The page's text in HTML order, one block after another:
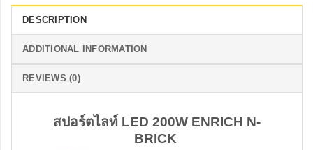
DESCRIPTION
ADDITIONAL INFORMATION
REVIEWS (0)
สปอร์ตไลท์ LED 200W ENRICH N-
BRICK